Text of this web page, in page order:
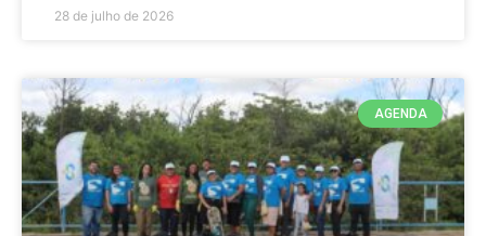
28 de julho de 2026
AGENDA